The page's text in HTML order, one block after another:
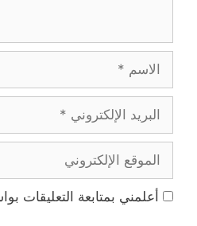
الإلكتروني
الإلكتروني
أعلمني بمتابعة التعليقات